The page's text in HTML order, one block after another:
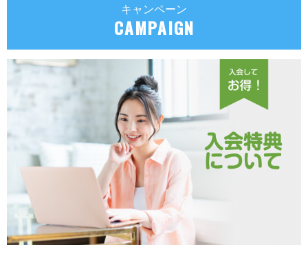
キャンペーン
CAMPAIGN